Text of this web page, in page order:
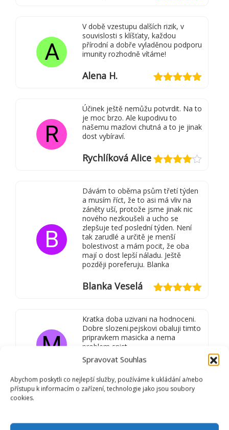
Spravovat Souhlas
Abychom poskytli co nejlepší služby, používáme k ukládání a/nebo
přístupu k informacím o zařízení, technologie jako jsou soubory
cookies.
A
V době vzestupu dalších rizik, v
souvislosti s klíšťaty, každou
přírodní a dobře vyladěnou podporu
imunity rozhodně vítáme!
Alena H.
R
Účinek ještě nemůžu potvrdit. Na to
je moc brzo. Ale kupodivu to
našemu mazlovi chutná a to je jinak
dost vybíraví.
Rychlíková Alice
B
Dávám to oběma psům třetí týden
a musím říct, že to asi má vliv na
záněty uší, protože jsme jinak nic
nového nezkoušeli a ucho se
zlepšuje teď poslední týden. Není
tak zarudlé a určitě je menší
bolestivost a mám pocit, že oba
mají o dost lepší náladu. Ještě
později poreferuju. Blanka
Blanka Veselá
M
Kratka doba uzivani na hodnoceni.
Dobre slozeni.pejskovi obaluji timto
pripravkem masicka a nema
problem snist.
Hodnocení5
z 5
Marcela
Vaše e-mailová adresa nebude